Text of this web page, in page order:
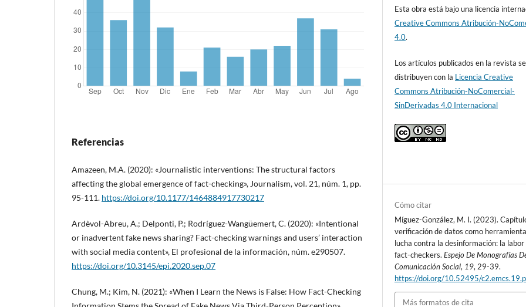
Referencias
Amazeen, M.A. (2020): «Journalistic interventions: The structural factors
affecting the global emergence of fact-checking», Journalism, vol. 21, núm. 1, pp.
95-111. https://doi.org/10.1177/1464884917730217
Ardèvol-Abreu, A.; Delponti, P.; Rodríguez-Wangüemert, C. (2020): «Intentional
or inadvertent fake news sharing? Fact-checking warnings and users’ interaction
with social media content», El profesional de la información, núm. e290507.
https://doi.org/10.3145/epi.2020.sep.07
Chung, M.; Kim, N. (2021): «When I Learn the News is False: How Fact-Checking
Esta obra está bajo una licencia
Creative Commons Atribución-
4.0.
Los artículos publicados en la revista se
distribuyen con la Licencia Creative
Commons Atribución-NoComercial-
SinDerivadas 4.0 Internacional
Cómo citar
Míguez-González, M. I. (2023).
verificación de datos como
lucha contra la desinformación: la labor
fact-checkers.Espejo De Monografías
Comunicación Social, 19, 29-39.
https://doi.org/10.52495/
Más formatos de cita